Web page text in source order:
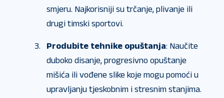
smjeru. Najkorisniji su trčanje, plivanje ili
drugi timski sportovi.
Produbite tehnike opuštanja: Naučite
duboko disanje, progresivno opuštanje
mišića ili vođene slike koje mogu pomoći u
upravljanju tjeskobnim i stresnim stanjima.